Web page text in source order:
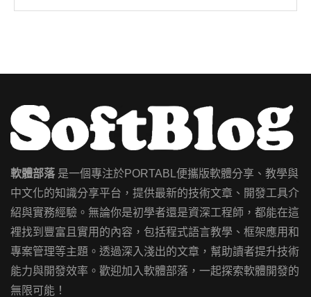
軟體部落是一個專注於PORTABL便攜版軟體分享、教學與
中文化的知識分享平台，提供最新的技術文章、開發工具介
紹與實務經驗。無論你是初學者還是資深工程師，都能在這
裡找到豐富且實用的內容，包括程式語言教學、框架應用和
專案管理等主題。透過深入淺出的文章，幫助讀者提升技術
能力與開發效率。歡迎加入軟體部落，一起探索軟體開發的
無限可能！